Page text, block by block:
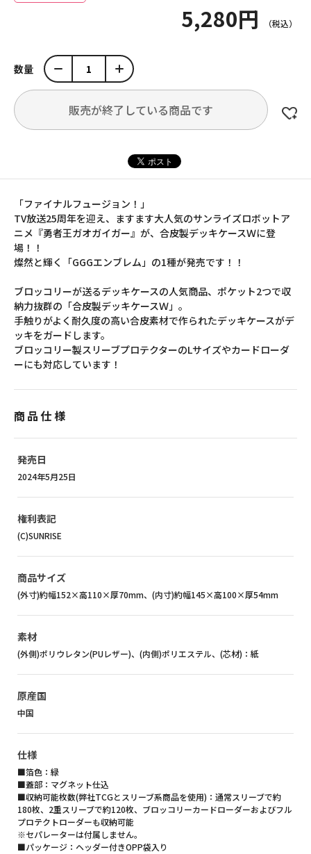
5,280円
数量
販売が終了している商品です
「ファイナルフュージョン！」
TV放送25周年を迎え、ますます大人気のサンライズロボットア
ニメ『勇者王ガオガイガー』が、合皮製デッキケースＷに登
場！！
燦然と輝く「GGGエンブレム」の1種が発売です！！
ブロッコリーが送るデッキケースの人気商品、ポケット2つで収
納力抜群の「合皮製デッキケースＷ」。
手触りがよく耐久度の高い合皮素材で作られたデッキケースがデ
ッキをガードします。
ブロッコリー製スリーブプロテクターのLサイズやカードローダ
ーにも対応しています！
商品仕様
発売日
2024年5月25日
権利表記
(C)SUNRISE
商品サイズ
(外寸)約幅152×高110×厚70mm、(内寸)約幅145×高100×厚54mm
素材
(外側)ポリウレタン(PUレザー)、(内側)ポリエステル、(芯材)：紙
原産国
中国
仕様
■箔色：緑
■蓋部：マグネット仕込
■収納可能枚数(弊社TCGとスリーブ系商品を使用)：通常スリーブで約
180枚、2重スリーブで約120枚、ブロッコリーカードローダーおよびフル
プロテクトローダーも収納可能
※セパレーターは付属しません。
■パッケージ：ヘッダー付きOPP袋入り